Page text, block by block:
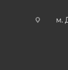
м.